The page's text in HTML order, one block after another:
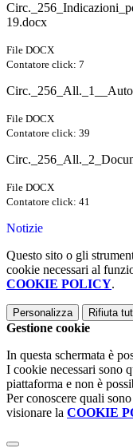
19.docx
File DOCX
Contatore click: 7
File DOCX
Contatore click: 39
File DOCX
Contatore click: 41
Notizie
Questo sito o gli
cookie necessari al
COOKIE POLICY.
Personalizza Rifiuta
Gestione cookie
In questa schermata è
I cookie necessari sono
piattaforma e non è
Per conoscere quali
visionare la COOKIE